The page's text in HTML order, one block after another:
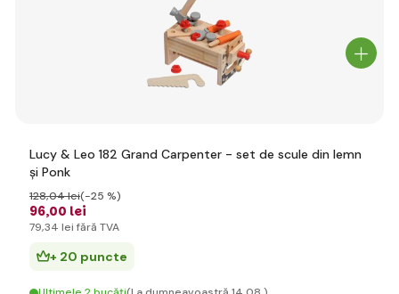
Lucy & Leo 182 Grand Carpenter - set de scule din lemn
și Ponk
96,00 lei
128,04 lei(-25 %)
79,34 lei fără TVA
+ 20 puncte